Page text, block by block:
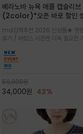
베라노바 뉴욕 애플 캡슬리
(2color)*오픈 바로 할인
★ 한정수량 제작 ★ 강연 코
티지 프린트로 여름 하의와 모
리는 그래픽
md강력추천 2026 신상품★ 핫
휴가 / 바캉스 시즌엔 더욱 필요한
부에 산뜻하게 닿는 프리미엄 /답답
드 넥라인과 자연스럽게 어깨를 감싸
디자인이 팔 라인을 더욱 날씬
59,000원
34,000원 42%